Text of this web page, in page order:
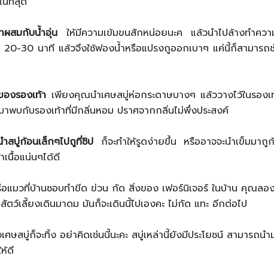
ผสมกับน้ำอุ่น ให้มีความเข้มขนสักหน่อยนะค แล้วนำไปล้างทำควา
20-30 นาที แล้วจึงใช้ฟองน้ำหรือแปรงถูออกเบาๆ แค่นี้ก็สามารถ
งรองเท้าเพียงคุณนำเศษสบู่ห่อกระดาษบางๆ แล้ววางไว้ในรอง
พบกับรองเท้าที่มีกลิ่นหอม ปราศจากกลิ่นไม่พึ่งประสงค์
สบู่ก้อนเล็กๆไปถูที่ซิป ก็จะทำให้รูดง่ายขึ้น หรืออาจจะนำเข็มมาถู
เนื้อแน่นๆได้ดี
อแมวที่บ้านชอบทำขีด ข่วน กัด สิ่งของ เฟอร์นิเจอร์ ในบ้าน คุณลอ
สัตว์เลี้ยงเดินมาดม มันก็จะเดินนี้ไปเองคะ ไม่กัด แทะ อีกต่อไป
ศษสบู่ก็จะทิ้ง อย่าคิดเช่นนี้นะคะ สบู่เหล่านี้ยังมีประโยชน์ สามารถนำ
ห้ดี